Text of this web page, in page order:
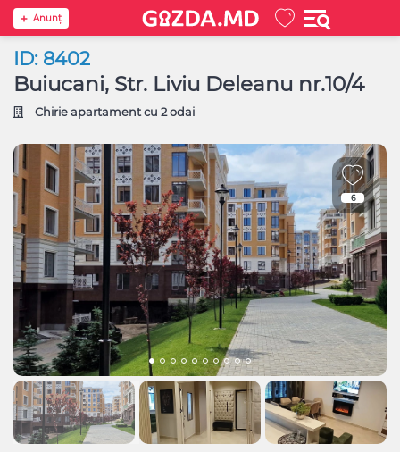
Anunţ
ID: 8402
Buiucani, Str. Liviu Deleanu nr.10/4
Chirie apartament cu 2 odai
6